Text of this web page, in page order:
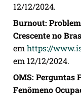
12/12/2024.
Burnout:
Crescente no
em https://
em 12/12/2024.
OMS: Perguntas
Fenômeno